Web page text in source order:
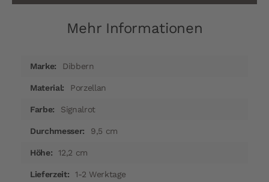
Mehr Informationen
InformationenDibbern
Porzellan
Signalrot
9,5 cm
12,2 cm
1-2 Werktage